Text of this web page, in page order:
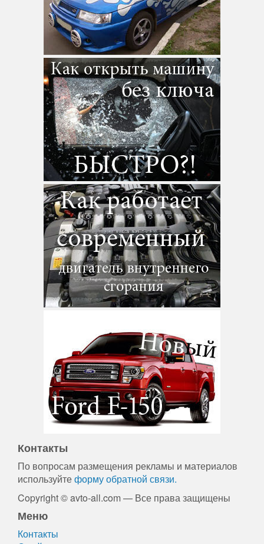
Контакты
По вопросам размещения рекламы и материалов
используйтеформу обратной связи.
Copyright © avto-all.com — Все права защищены
Меню
Контакты